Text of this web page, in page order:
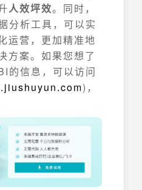
人效坪效。同时，
分析工具，可以实
运营，更加精准地
方案。如果您想了
的信息，可以访问
)，